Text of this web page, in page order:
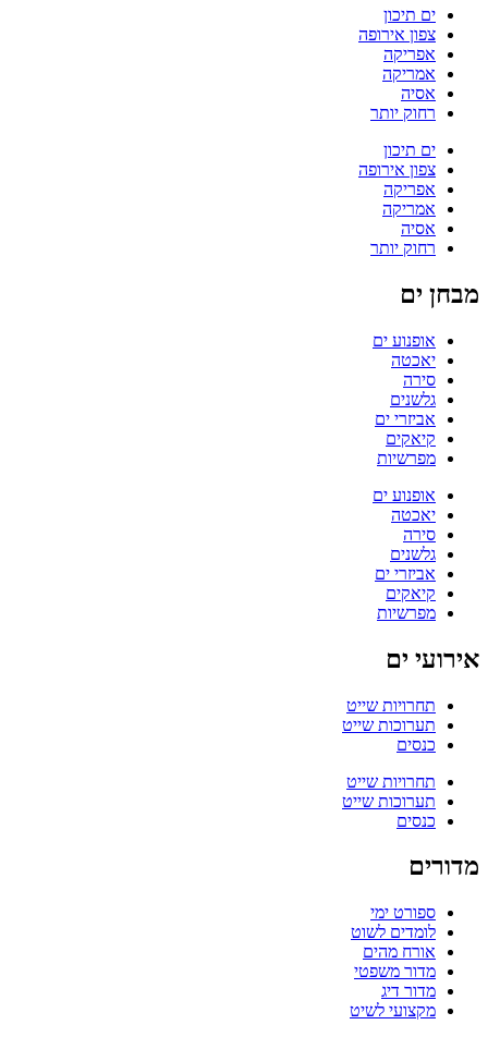
ים תיכון
צפון אירופה
אפריקה
אמריקה
אסיה
רחוק יותר
ים תיכון
צפון אירופה
אפריקה
אמריקה
אסיה
רחוק יותר
מבחן ים
אופנוע ים
יאכטה
סירה
גלשנים
אביזרי ים
קיאקים
מפרשיות
אופנוע ים
יאכטה
סירה
גלשנים
אביזרי ים
קיאקים
מפרשיות
אירועי ים
תחרויות שייט
תערוכות שייט
כנסים
תחרויות שייט
תערוכות שייט
כנסים
מדורים
ספורט ימי
לומדים לשוט
אורח מהים
מדור משפטי
מדור דיג
מקצועי לשיט